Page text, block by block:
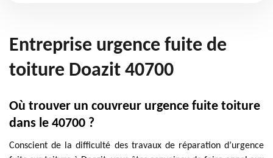
Entreprise urgence fuite de
toiture Doazit 40700
Où trouver un couvreur urgence fuite toiture
dans le 40700 ?
Conscient de la difficulté des travaux de réparation d’urgence